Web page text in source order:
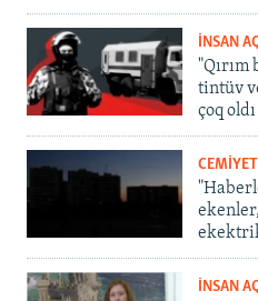
İNSAN
tintüv
çoq oldı
CEMİYET
İNSAN